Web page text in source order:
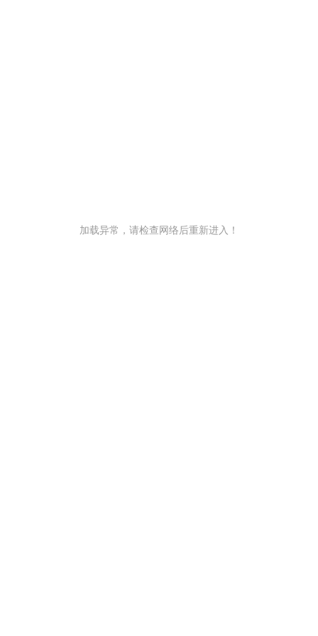
加载异常，请检查网络后重新进入！